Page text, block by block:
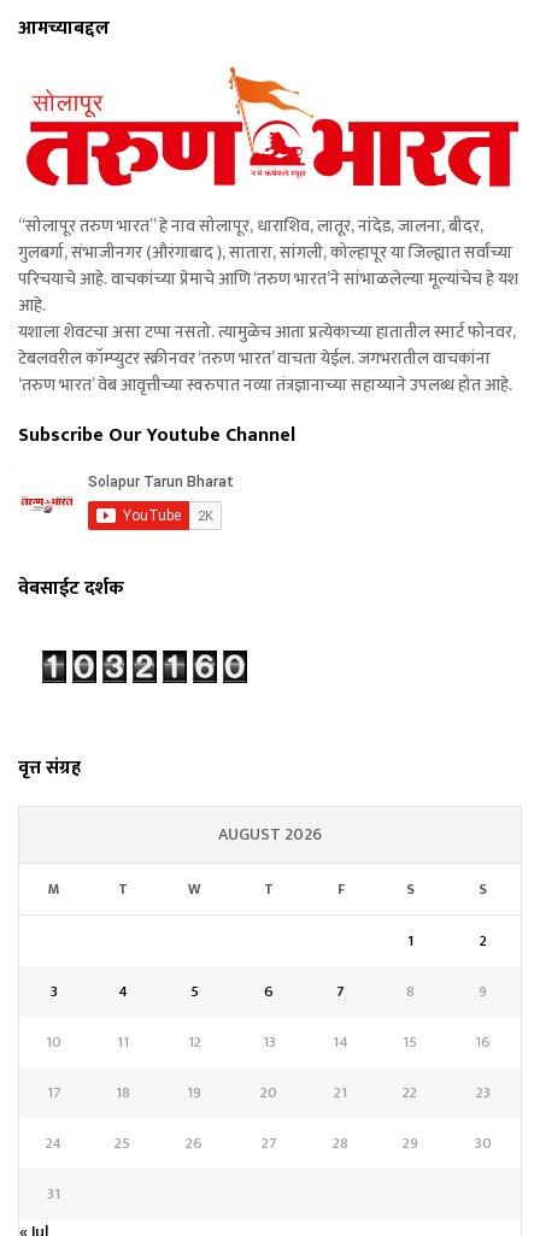
आमच्याबद्दल
“सोलापूर तरुण भारत” हे नाव सोलापूर, धाराशिव, लातूर, नांदेड, जालना, बीदर,
गुलबर्गा, संभाजीनगर (औरंगाबाद ), सातारा, सांगली, कोल्हापूर या जिल्ह्यात सर्वांच्या
परिचयाचे आहे. वाचकांच्या प्रेमाचे आणि ‘तरुण भारत’ने सांभाळलेल्या मूल्यांचेच हे यश
आहे.
यशाला शेवटचा असा टप्पा नसतो. त्यामुळेच आता प्रत्येकाच्या हातातील स्मार्ट फोनवर,
टेबलवरील कॉम्प्युटर स्क्रीनवर ‘तरुण भारत’ वाचता येईल. जगभरातील वाचकांना
‘तरुण भारत’ वेब आवृत्तीच्या स्वरुपात नव्या तंत्रज्ञानाच्या सहाय्याने उपलब्ध होत आहे.
Subscribe Our Youtube Channel
वेबसाईट दर्शक
वृत्त संग्रह
AUGUST 2026
M T W T F S S
1
2
3
4 5 6 7 8
9
10
11 12 13 14 15
16
17
18 19 20 21 22
23
24
25 26 27 28 29
30
31